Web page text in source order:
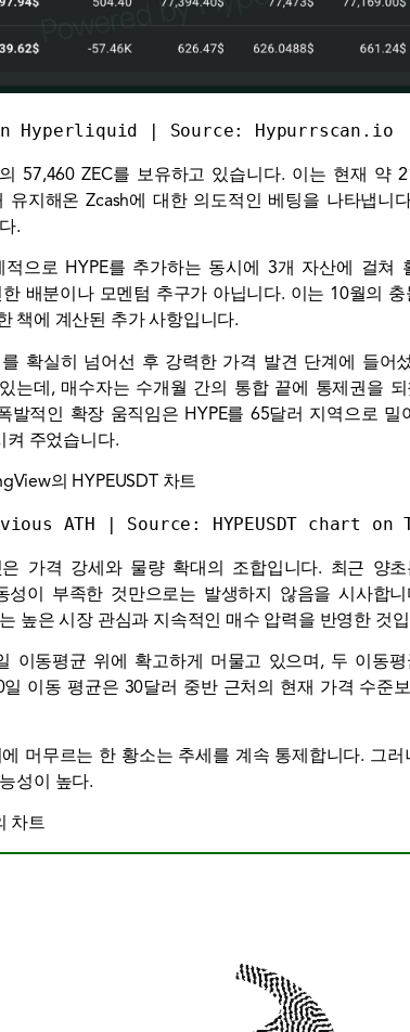
Hyperliquid | Source: Hypurrscan.io
57,460 ZEC를 보유하고 있습니다. 이는 현재 약
지해온 Zcash에 대한 의도적인 베팅을 나타냅니
.
으로 HYPE를 추가하는 동시에 3개 자산에 걸쳐
배분이나 모멘텀 추구가 아닙니다. 이는 10월의
책에 계산된 추가 사항입니다.
확실히 넘어선 후 강력한 가격 발견 단계에 들어
는데, 매수자는 수개월 간의 통합 끝에 통제권을
발적인 확장 움직임은 HYPE를 65달러 지역으로
켜 주었습니다.
ATH | Source: HYPEUSDT chart on
가격 강세와 물량 확대의 조합입니다. 최근 양
이 부족한 것만으로는 발생하지 않음을 시사합
높은 시장 관심과 지속적인 매수 압력을 반영한 것
이동평균 위에 확고하게 머물고 있으며, 두 이동
이동 평균은 30달러 중반 근처의 현재 가격 수준
머무르는 한 황소는 추세를 계속 통제합니다. 그
성이 높다.
차트